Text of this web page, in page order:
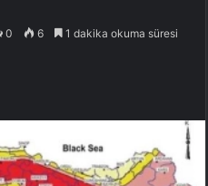
0 6 1 dakika okuma süresi